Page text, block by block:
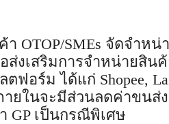
OTOP/SMEs จัดจำห
อส่งเสริมการจำหน่ายสิ
ฟอร์ม ได้แก่ Shopee,
ายในจะมีส่วนลดค่าขนส่
GP เป็นกรณีพิเศษ